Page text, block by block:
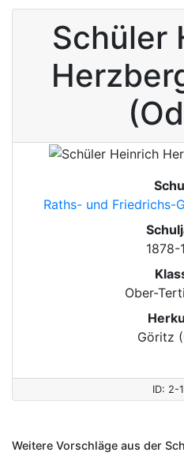
Schüler
Raths- und Friedrichs-
1878-
Ober-
Göritz
ID: 2-
Weitere Vorschläge aus der